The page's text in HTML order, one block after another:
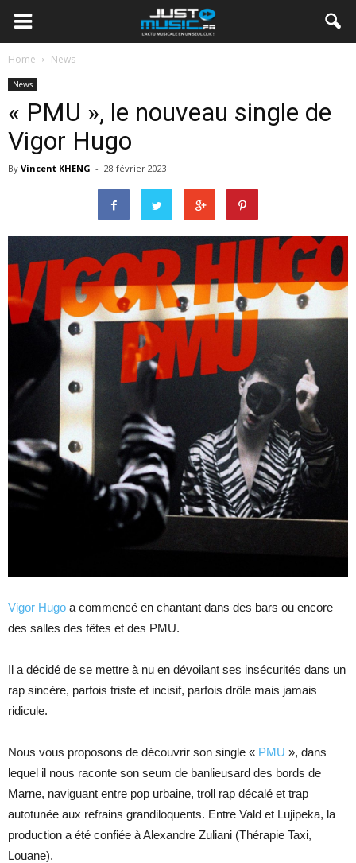
Home News
News
« PMU », le nouveau single de
Vigor Hugo
By Vincent KHENG - 28 février 2023
Vigor Hugo a commencé en chantant dans des bars ou encore
des salles des fêtes et des PMU.
Il a décidé de se mettre à nu en dévoilant ses insécurités dans un
rap sincère, parfois triste et incisif, parfois drôle mais jamais
ridicule.
Nous vous proposons de découvrir son single « PMU », dans
lequel il nous raconte son seum de banlieusard des bords de
Marne, naviguant entre pop urbaine, troll rap décalé et trap
autotunée aux refrains grandiloquents. Entre Vald et Lujipeka, la
production a été confiée à Alexandre Zuliani (Thérapie Taxi,
Louane).